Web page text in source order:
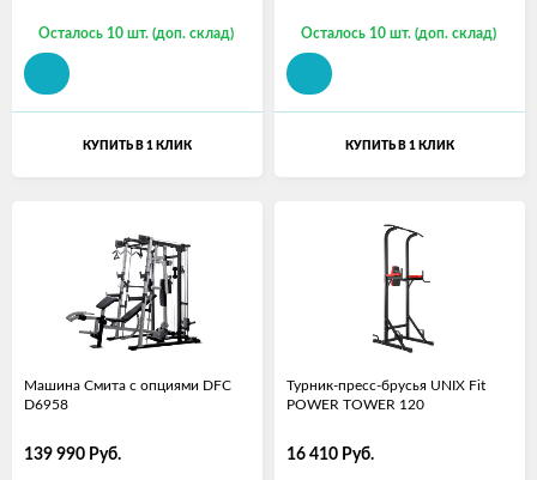
Осталось 10 шт. (доп. склад)
КУПИТЬ В 1 КЛИК
Осталось 10 шт. (доп. склад)
КУПИТЬ В 1 КЛИК
Машина Смита с опциями DFC
D6958
139 990 Руб.
Турник-пресс-брусья UNIX Fit
POWER TOWER 120
16 410 Руб.